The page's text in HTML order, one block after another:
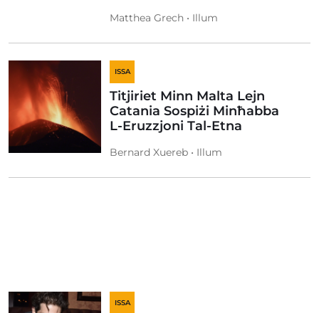
Matthea Grech • Illum
ISSA
Titjiriet Minn Malta Lejn
Catania Sospiżi Minħabba
L-Eruzzjoni Tal-Etna
Bernard Xuereb • Illum
ISSA